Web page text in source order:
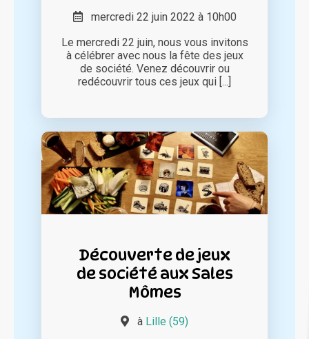
mercredi 22 juin 2022 à 10h00
Le mercredi 22 juin, nous vous invitons
à célébrer avec nous la fête des jeux
de société. Venez découvrir ou
redécouvrir tous ces jeux qui [...]
Découverte de jeux
de société aux Sales
Mômes
à Lille (59)